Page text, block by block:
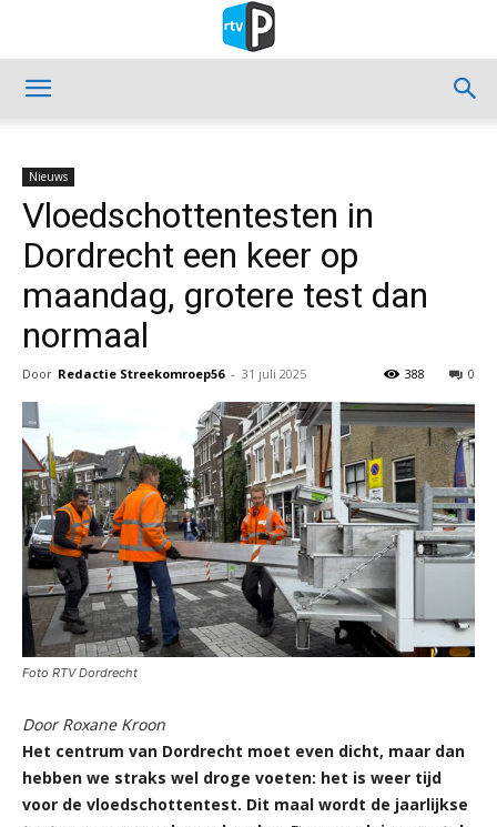
Nieuws
Vloedschottentesten in
Dordrecht een keer op
maandag, grotere test dan
normaal
Door Redactie Streekomroep56 - 31 juli 2025 0
388
Foto RTV Dordrecht
Door Roxane Kroon
Het centrum van Dordrecht moet even dicht, maar dan
hebben we straks wel droge voeten: het is weer tijd
voor de vloedschottentest. Dit maal wordt de jaarlijkse